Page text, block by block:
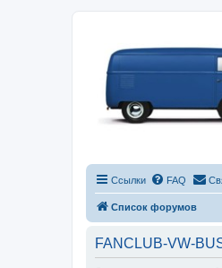
Ссылки FAQ
Список форумов
FANCLUB-VW-